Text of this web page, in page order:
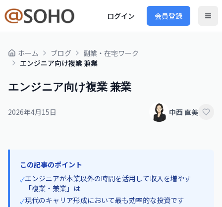
ログイン 会員登録
ホーム ブログ
副業・在宅ワーク
エンジニア向け複業 兼業
エンジニア向け複業 兼業
2026年4月15日 中西 直美
この記事のポイント
✓エンジニアが本業以外の時間を活用して収入を増やす
「複業・兼業」は
✓現代のキャリア形成において最も効率的な投資です